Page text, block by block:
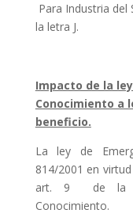
Para Industria
la letra J.
Impacto de la
Conocimiento a
beneficio.
La ley de
814/2001 en
art. 9 de la
Conocimiento.